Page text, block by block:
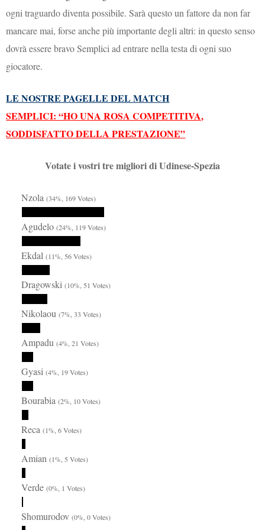
ogni traguardo diventa possibile. Sarà questo un fattore da non far
mancare mai, forse anche più importante degli altri: in questo senso
dovrà essere bravo Semplici ad entrare nella testa di ogni suo
giocatore.
LE NOSTRE PAGELLE DEL MATCH
SEMPLICI: “HO UNA ROSA COMPETITIVA,
SODDISFATTO DELLA PRESTAZIONE”
Votate i vostri tre migliori di Udinese-Spezia
Nzola(34%, 169 Votes)
Agudelo(24%, 119 Votes)
Ekdal(11%, 56 Votes)
Dragowski(10%, 51 Votes)
Nikolaou(7%, 33 Votes)
Ampadu(4%, 21 Votes)
Gyasi(4%, 19 Votes)
Bourabia(2%, 10 Votes)
Reca(1%, 6 Votes)
Amian(1%, 5 Votes)
Verde(0%, 1 Votes)
Shomurodov(0%, 0 Votes)